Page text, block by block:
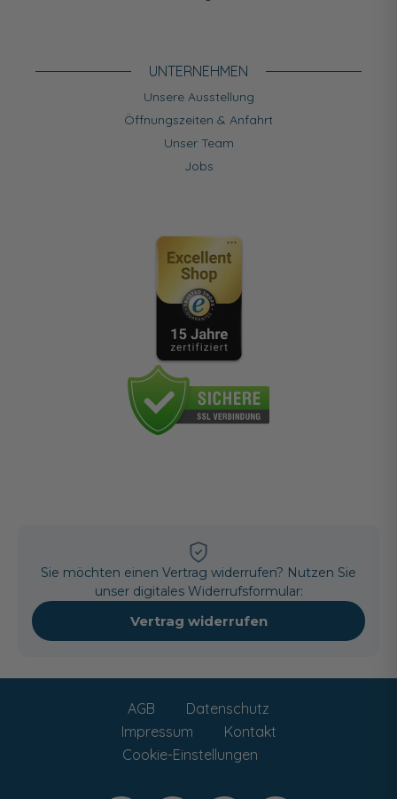
UNTERNEHMEN
Unsere Ausstellung
Öffnungszeiten & Anfahrt
Unser Team
Jobs
Sie möchten einen Vertrag widerrufen? Nutzen Sie
unser digitales Widerrufsformular:
Vertrag widerrufen
AGB
Datenschutz
Impressum
Kontakt
Cookie-Einstellungen